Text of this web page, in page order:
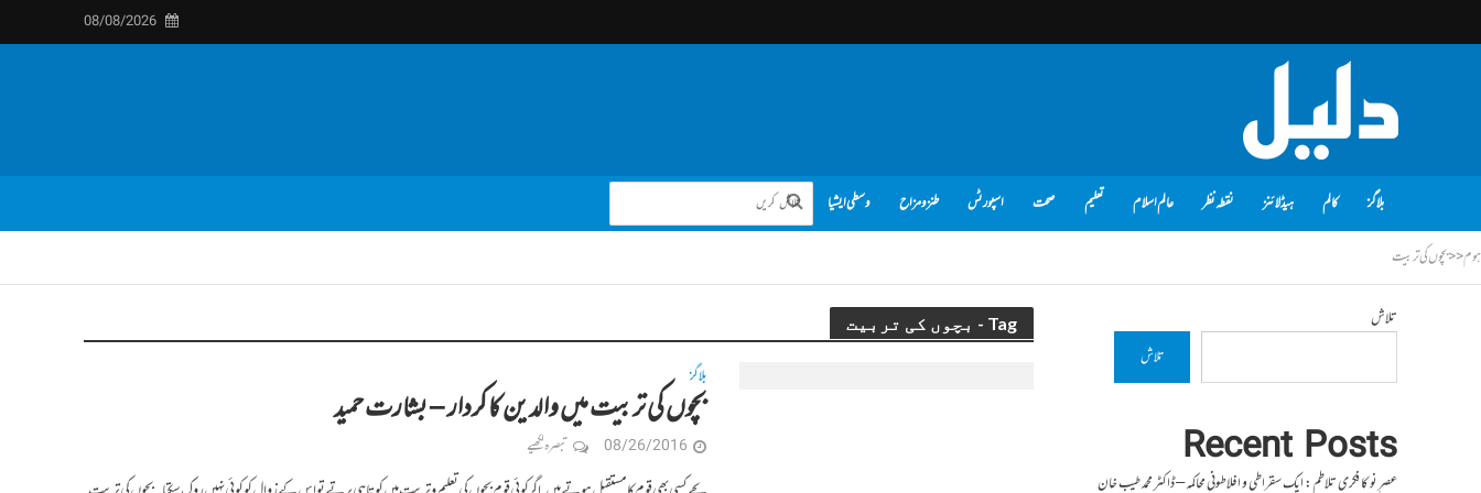
08/08/2026
بلاگز کالم ہیڈلائنز نقطہ نظر عالم اسلام تعلیم صحت اسپورٹس طنز و مزاح وسطی ایشیا
ہوم<<بچوں کی تربیت
Tag - بچوں کی تربیت
بلاگز
بچوں کی تربیت میں والدین کا کردار – بشارت حمید
08/26/2016 تبصرہ لکھیے
تلاش
تلاش
Recent Posts
عصرِ نو کا فکری تلاطم: ایک سقراطی و افلاطونی محاکمہ – ڈاکٹر محمد طیب خان